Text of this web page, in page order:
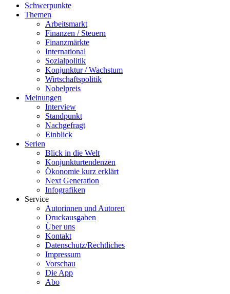
Schwerpunkte
Themen
Arbeitsmarkt
Finanzen / Steuern
Finanzmärkte
International
Sozialpolitik
Konjunktur / Wachstum
Wirtschaftspolitik
Nobelpreis
Meinungen
Interview
Standpunkt
Nachgefragt
Einblick
Serien
Blick in die Welt
Konjunkturtendenzen
Ökonomie kurz erklärt
Next Generation
Infografiken
Service
Autorinnen und Autoren
Druckausgaben
Über uns
Kontakt
Datenschutz/Rechtliches
Impressum
Vorschau
Die App
Abo